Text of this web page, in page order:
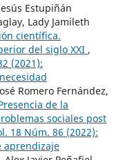
Estupiñán
Lady Jamileth
científica.
del siglo XXI ,
(2021):
Romero Fernández,
de la
sociales post
18 Núm. 86 (2022):
aprendizaje